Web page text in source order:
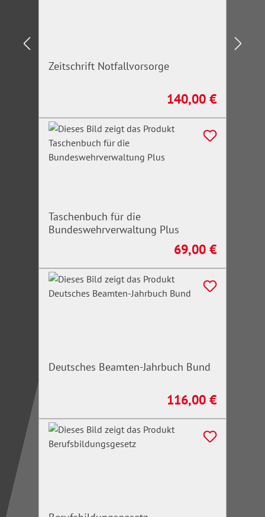
Zeitschrift Notfallvorsorge
Regulärer Preis:
140,00 €
Taschenbuch für die
Bundeswehrverwaltung Plus
Regulärer Preis:
69,00 €
Deutsches Beamten-Jahrbuch Bund
Regulärer Preis:
116,00 €